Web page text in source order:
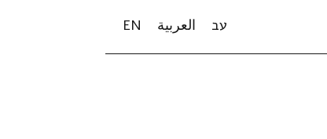
עב العربية EN